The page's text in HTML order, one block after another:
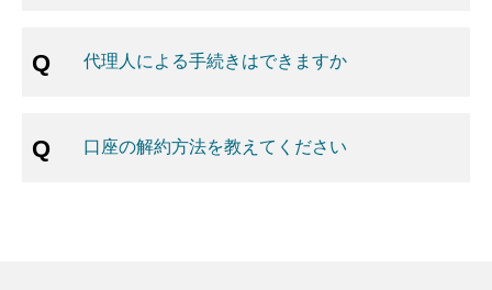
代理人による手続きはできますか
口座の解約方法を教えてください